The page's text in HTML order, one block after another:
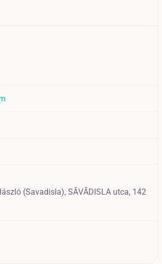
(Savadisla), SĂVĂDISLA utca, 142